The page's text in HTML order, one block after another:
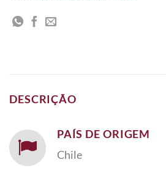
DESCRIÇÃO
PAÍS DE ORIGEM
Chile